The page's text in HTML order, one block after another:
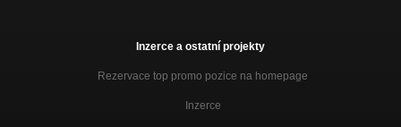
Inzerce a ostatní projekty
Rezervace top promo pozice na homepage
Inzerce